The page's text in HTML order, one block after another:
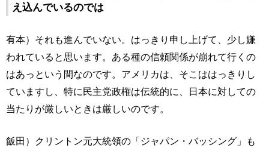
え込んでいるのでは
有本）それも進んでいない。はっきり申し上げて、少し嫌
われていると思います。ある種の信頼関係が崩れて行くの
はあっという間なのです。アメリカは、そこははっきりし
ていますし、特に民主党政権は伝統的に、日本に対しての
当たりが厳しいときは厳しいのです。
飯田）クリントン元大統領の「ジャパン・バッシング」も